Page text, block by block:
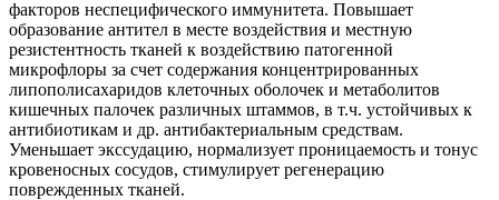
факторов неспецифического иммунитета. Повышает
образование антител в месте воздействия и местную
резистентность тканей к воздействию патогенной
микрофлоры за счет содержания концентрированных
липополисахаридов клеточных оболочек и метаболитов
кишечных палочек различных штаммов, в т.ч. устойчивых к
антибиотикам и др. антибактериальным средствам.
Уменьшает экссудацию, нормализует проницаемость и тонус
кровеносных сосудов, стимулирует регенерацию
поврежденных тканей.